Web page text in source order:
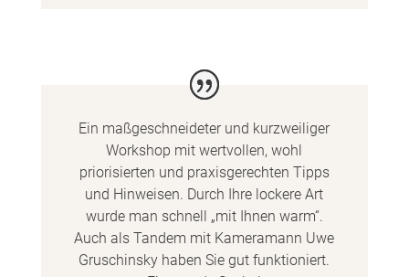
Ein maßgeschneideter und kurzweiliger
Workshop mit wertvollen, wohl
priorisierten und praxisgerechten Tipps
und Hinweisen. Durch Ihre lockere Art
wurde man schnell „mit Ihnen warm“.
Auch als Tandem mit Kameramann Uwe
Gruschinsky haben Sie gut funktioniert.